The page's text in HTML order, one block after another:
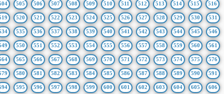
505 506 507 508 509 510 511 512 513 514 515 516
520 521 522 523 524 525 526 527 528 529 530 531
535 536 537 538 539 540 541 542 543 544 545 546
550 551 552 553 554 555 556 557 558 559 560 561
565 566 567 568 569 570 571 572 573 574 575 576
580 581 582 583 584 585 586 587 588 589 590 591
595 596 597 598 599 600 601 602 603 604 605 606